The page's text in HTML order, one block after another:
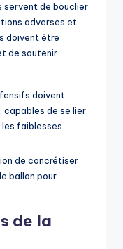
servent de bouclier
adverses et
doivent être
de soutenir
doivent
de se lier
faiblesses
de concrétiser
ballon pour
de la